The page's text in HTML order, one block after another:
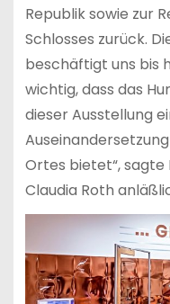
Republik sowie zur
Schlosses zurück.
beschäftigt uns bis
wichtig, dass das
dieser Ausstellung
Ortes bietet“,
Claudia Roth